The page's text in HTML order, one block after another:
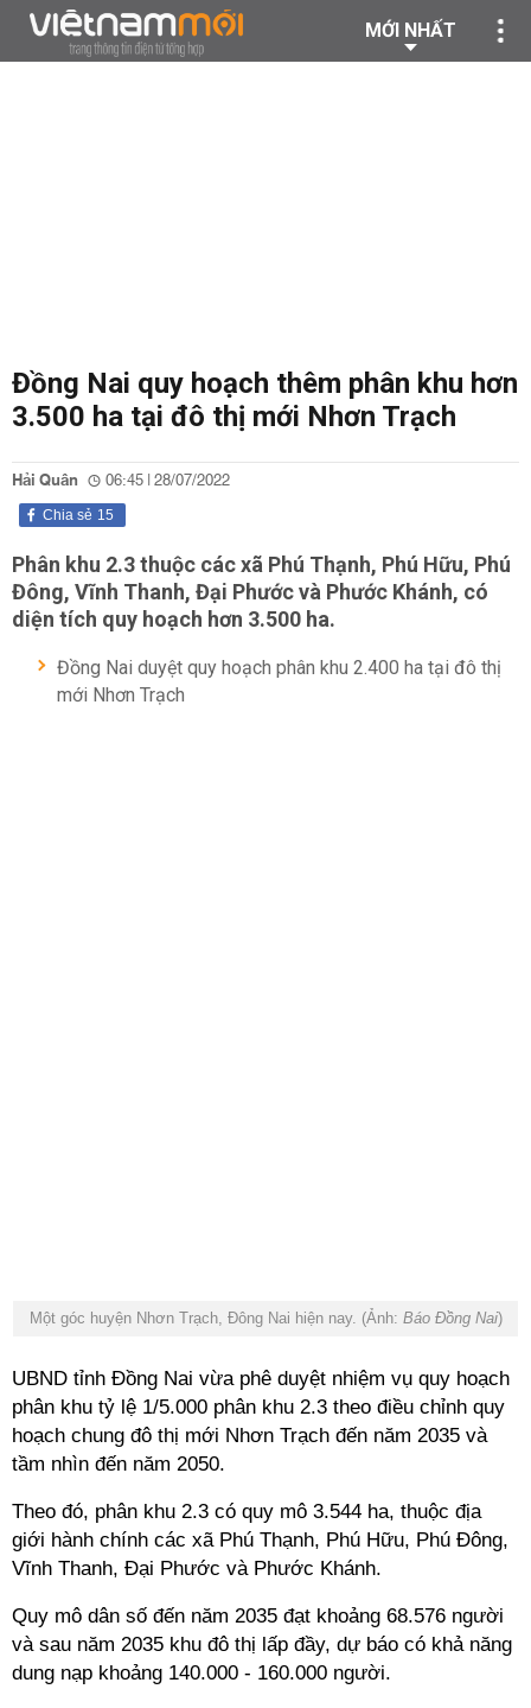
MỚI NHẤT
Đồng Nai quy hoạch thêm phân khu hơn
3.500 ha tại đô thị mới Nhơn Trạch
Hải Quân 06:45 | 28/07/2022
15
Chia sẻ
Phân khu 2.3 thuộc các xã Phú Thạnh, Phú Hữu, Phú
Đông, Vĩnh Thanh, Đại Phước và Phước Khánh, có
diện tích quy hoạch hơn 3.500 ha.
Đồng Nai duyệt quy hoạch phân khu 2.400 ha tại đô thị
mới Nhơn Trạch
Một góc huyện Nhơn Trạch, Đông Nai hiện nay. (Ảnh: Báo Đồng Nai)
UBND tỉnh Đồng Nai vừa phê duyệt nhiệm vụ quy hoạch
phân khu tỷ lệ 1/5.000 phân khu 2.3 theo điều chỉnh quy
hoạch chung đô thị mới Nhơn Trạch đến năm 2035 và
tầm nhìn đến năm 2050.
Theo đó, phân khu 2.3 có quy mô 3.544 ha, thuộc địa
giới hành chính các xã Phú Thạnh, Phú Hữu, Phú Đông,
Vĩnh Thanh, Đại Phước và Phước Khánh.
Quy mô dân số đến năm 2035 đạt khoảng 68.576 người
và sau năm 2035 khu đô thị lấp đầy, dự báo có khả năng
dung nạp khoảng 140.000 - 160.000 người.